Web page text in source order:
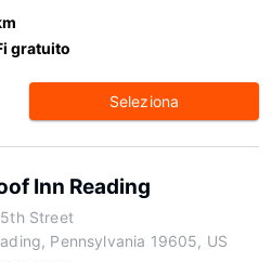
gratuito
Seleziona
Inn Reading
Street
Pennsylvania 19605, US